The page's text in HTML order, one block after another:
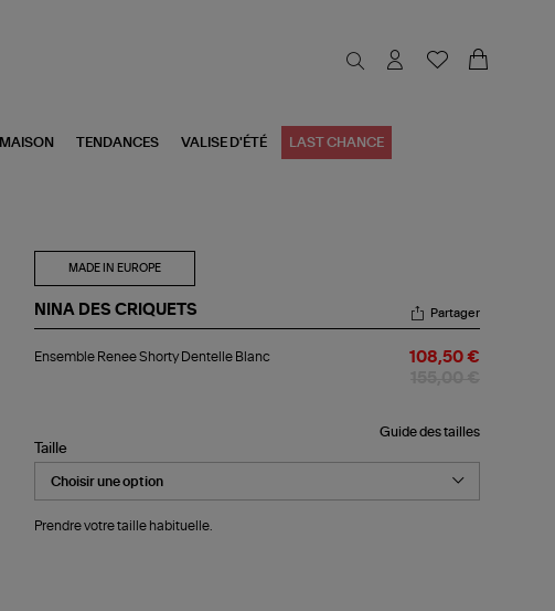
MAISON TENDANCES VALISE D'ÉTÉ LAST CHANCE
MADE IN EUROPE
NINA DES CRIQUETS
Renee
Partager
Ensemble Renee Shorty Dentelle Blanc 108,50 €
Guide des tailles
Taille
Prendre votre taille habituelle.